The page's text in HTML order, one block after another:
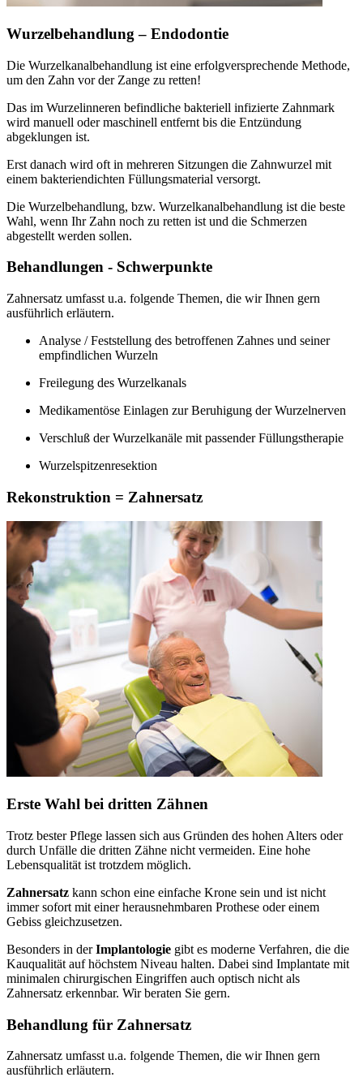
Wurzelbehandlung – Endodontie
Die Wurzelkanalbehandlung ist eine erfolgversprechende Methode,
um den Zahn vor der Zange zu retten!
Das im Wurzelinneren befindliche bakteriell infizierte Zahnmark
wird manuell oder maschinell entfernt bis die Entzündung
abgeklungen ist.
Erst danach wird oft in mehreren Sitzungen die Zahnwurzel mit
einem bakteriendichten Füllungsmaterial versorgt.
Die Wurzelbehandlung, bzw. Wurzelkanalbehandlung ist die beste
Wahl, wenn Ihr Zahn noch zu retten ist und die Schmerzen
abgestellt werden sollen.
Behandlungen - Schwerpunkte
Zahnersatz umfasst u.a. folgende Themen, die wir Ihnen gern
ausführlich erläutern.
Analyse / Feststellung des betroffenen Zahnes und seiner
empfindlichen Wurzeln
Freilegung des Wurzelkanals
Medikamentöse Einlagen zur Beruhigung der Wurzelnerven
Verschluß der Wurzelkanäle mit passender Füllungstherapie
Wurzelspitzenresektion
Rekonstruktion = Zahnersatz
Erste Wahl bei dritten Zähnen
Trotz bester Pflege lassen sich aus Gründen des hohen Alters oder
durch Unfälle die dritten Zähne nicht vermeiden. Eine hohe
Lebensqualität ist trotzdem möglich.
Zahnersatz kann schon eine einfache Krone sein und ist nicht
immer sofort mit einer herausnehmbaren Prothese oder einem
Gebiss gleichzusetzen.
Besonders in derImplantologie gibt es moderne Verfahren, die die
Kauqualität auf höchstem Niveau halten. Dabei sind Implantate mit
minimalen chirurgischen Eingriffen auch optisch nicht als
Zahnersatz erkennbar. Wir beraten Sie gern.
Behandlung für Zahnersatz
Zahnersatz umfasst u.a. folgende Themen, die wir Ihnen gern
ausführlich erläutern.